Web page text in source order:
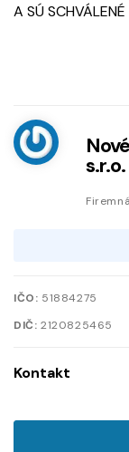
A SÚ
s.r.o.
IČO: 51884275
DIČ: 2120825465
Kontakt